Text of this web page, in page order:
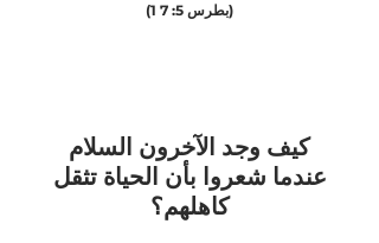
(1 بطرس 5: 7)
كيف وجد الآخرون السلام
عندما شعروا بأن الحياة تثقل
كاهلهم؟